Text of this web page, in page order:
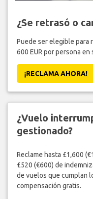
¿Se retrasó o
Puede ser elegible para
600 EUR por persona en
¡RECLAMA AHORA!
¿Vuelo
gestionado?
Reclame hasta £1,600
£520 (€600) de
de vuelos que cumplan
compensación gratis.